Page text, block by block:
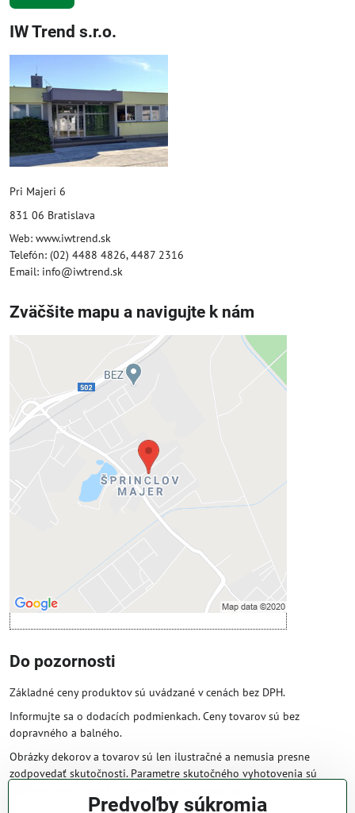
IW Trend s.r.o.
Pri Majeri 6
831 06 Bratislava
Web: www.iwtrend.sk
Telefón: (02) 4488 4826, 4487 2316
Email: info@iwtrend.sk
Zväčšite mapu a navigujte k nám
Externý obsah je blokovaný
Prajete si načítať externý obsah?
Povoliť tentokrát
Povoliť a zapamätať - súhlas s druhom
cookie: Funkčné
Otvoriť obsah v novom okne
Do pozornosti
Základné ceny produktov sú uvádzané v cenách bez DPH.
Informujte sa o dodacích podmienkach. Ceny tovarov sú bez
dopravného a balného.
Obrázky dekorov a tovarov sú len ilustračné a nemusia presne
zodpovedať skutočnosti. Parametre skutočného vyhotovenia sú
Predvoľby súkromia